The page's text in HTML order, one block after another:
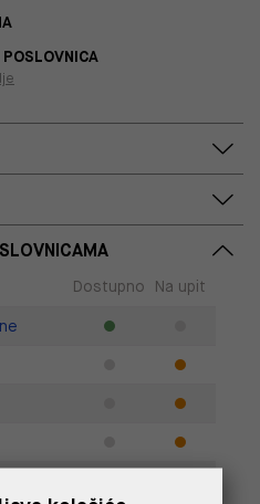
Dostupno
Na upit